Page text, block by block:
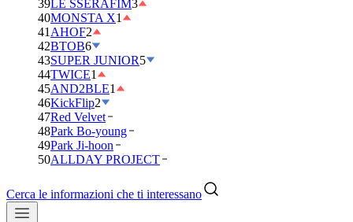
39LE SSERAFIM3
40MONSTA X1
41 AHOF2
42BTOB6
43SUPER JUNIOR5
44TWICE1
45AND2BLE1
46KickFlip2
47Red Velvet
48Park Bo-young
49Park Ji-hoon
50ALLDAY PROJECT
Cerca le informazioni che ti interessano